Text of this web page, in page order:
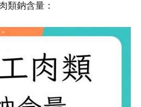
類鈉含量：